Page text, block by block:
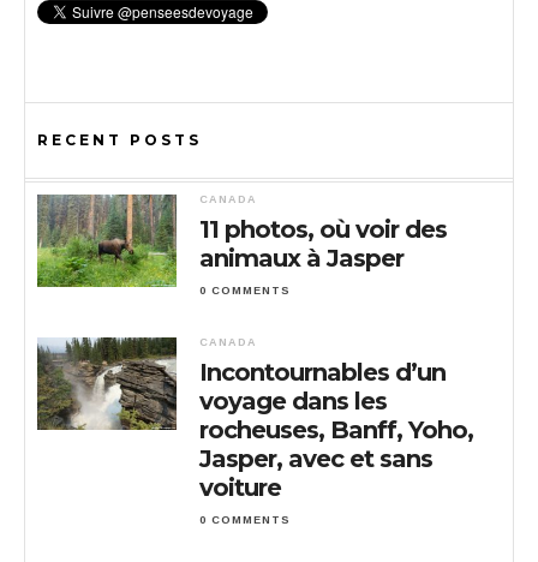
RECENT POSTS
CANADA
11 photos, où voir des
animaux à Jasper
0 COMMENTS
CANADA
Incontournables d’un
voyage dans les
rocheuses, Banff, Yoho,
Jasper, avec et sans
voiture
0 COMMENTS